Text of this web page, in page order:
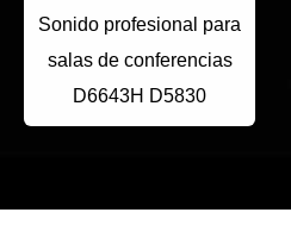
Sonido profesional para
salas de conferencias
D6643H D5830